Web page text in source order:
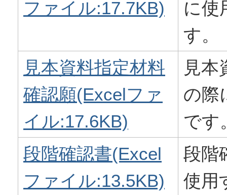
ファイル:17.7KB)
に使
す。
見本資料指定材料
確認願(Excelファ
イル:17.6KB)
見本
の際
です
段階確認書(Excel
ファイル:13.5KB)
段階
使用